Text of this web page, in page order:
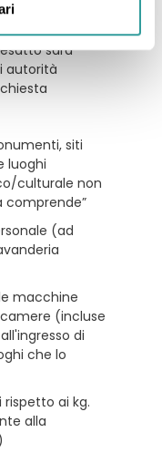
sarà
autorità
siti
luoghi
culturale non
comprende”
(ad
macchine
(incluse
di
che lo
rispetto ai kg.
alla